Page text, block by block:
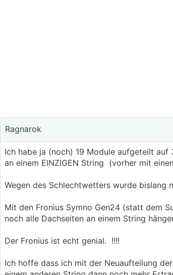
Ragnarok
Ich habe ja (noch) 19 Module aufgeteilt auf
an einem EINZIGEN String (vorher mit
Wegen des Schlechtwetters wurde bislang
Mit den Fronius Symno Gen24 (statt dem
noch alle Dachseiten an einem String
Der Fronius ist echt genial. !!!!
Ich hoffe dass ich mit der Neuaufteilung